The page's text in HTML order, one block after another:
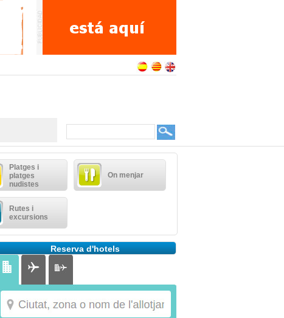
Platges i
platges
nudistes
On menjar
Rutes i
excursions
Reserva d'hotels